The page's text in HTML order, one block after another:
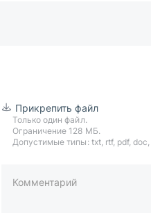
Прикрепить файл
Только один файл.
Ограничение 128 МБ.
Допустимые типы: txt, rtf, pdf,
Комментарий
пример: 89511234567 или